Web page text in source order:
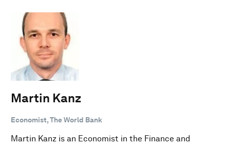
Martin Kanz
Economist, The World Bank
Martin Kanz is an Economist in the Finance and